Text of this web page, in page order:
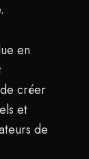
en
créer
et
de